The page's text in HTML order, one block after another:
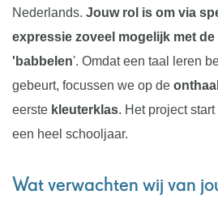
Nederlands. Jouw rol is om via
expressie zoveel mogelijk met
'babbelen'. Omdat een taal leren
gebeurt, focussen we op de
eerste kleuterklas. Het project
een heel schooljaar.
Wat verwachten wij van